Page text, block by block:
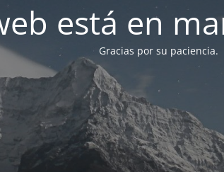
está en
Gracias por su paciencia.